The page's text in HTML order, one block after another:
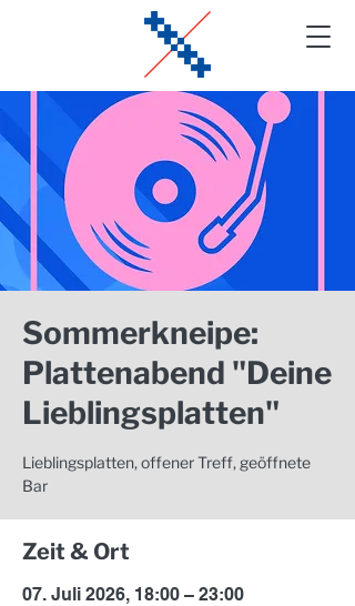
Sommerkneipe:
Plattenabend "Deine
Lieblingsplatten"
Lieblingsplatten, offener Treff, geöffnete
Bar
Zeit & Ort
07. Juli 2026, 18:00 – 23:00